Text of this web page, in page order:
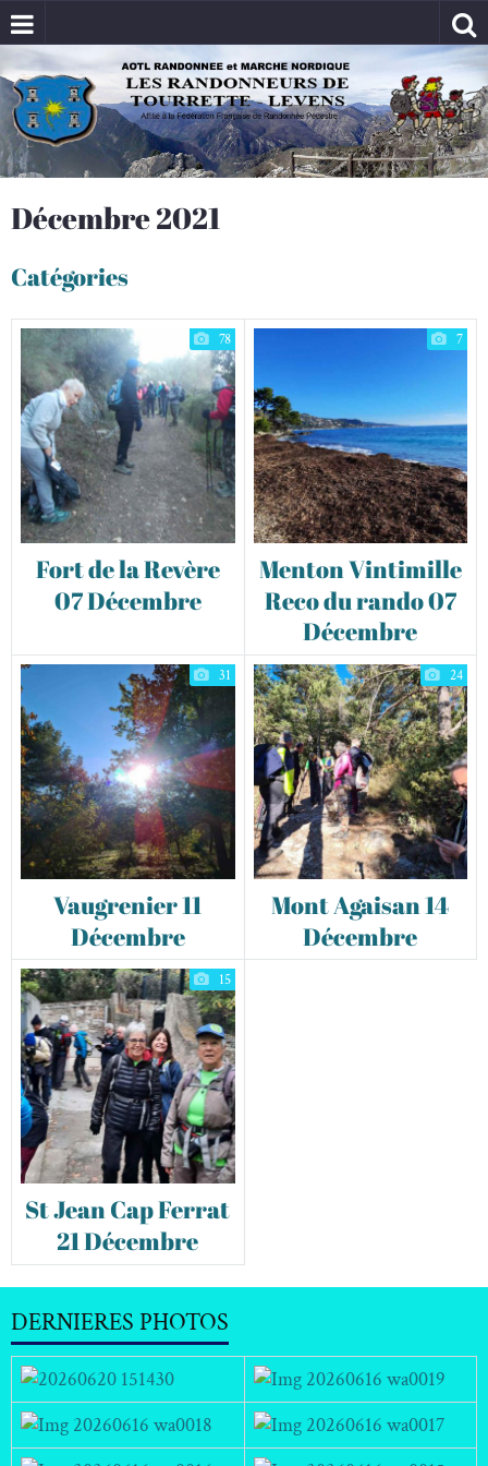
Décembre 2021
Catégories
78
Fort de la Revère
07 Décembre
7
Menton Vintimille
Reco du rando 07
Décembre
31
Vaugrenier 11
Décembre
24
Mont Agaisan 14
Décembre
15
St Jean Cap Ferrat
21 Décembre
DERNIERES PHOTOS